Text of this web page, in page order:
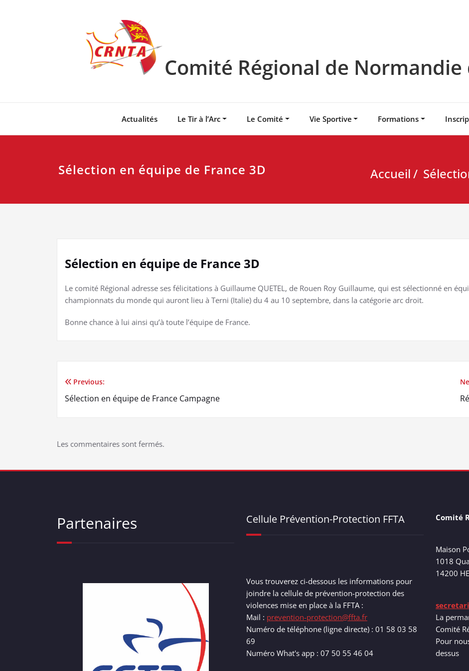
Comité Régional de Normandie
Actualités Le Tir à l’Arc Le Comité Vie Sportive Formations
Sélection en équipe de France 3D Accueil
Sélection en équipe de France 3D
Le comité Régional adresse ses félicitations à Guillaume QUETEL, de Rouen Roy Guillaume, qui est sélectionné en
championnats du monde qui auront lieu à Terni (Italie) du 4 au 10 septembre, dans la catégorie arc droit.
Bonne chance à lui ainsi qu’à toute l’équipe de France.
Navigation
Previous:
Sélection en équipe de France Campagne
Les commentaires sont fermés.
Partenaires Cellule Prévention-Protection FFTA
Vous trouverez ci-dessous les informations pour
joindre la cellule de prévention-protection des
violences mise en place à la FFTA :
Mail : prevention-protection@ffta.fr
Numéro de téléphone (ligne directe) : 01 58 03 58
69
Numéro What's app : 07 50 55 46 04
Comité
Maison
1018
14200
La
Comité
Pour
dessus